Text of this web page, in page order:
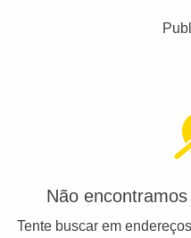
Não
Tente buscar em